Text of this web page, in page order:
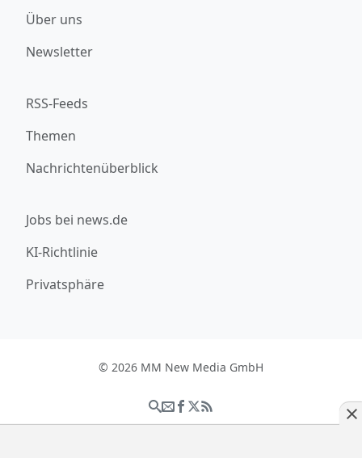
Über uns
Newsletter
RSS-Feeds
Themen
Nachrichtenüberblick
Jobs bei news.de
KI-Richtlinie
Privatsphäre
© 2026 MM New Media GmbH